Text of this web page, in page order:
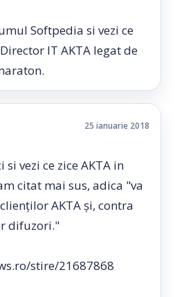
Softpedia si vezi ce
IT AKTA legat de
25 ianuarie 2018
vezi ce zice AKTA in
citat mai sus, adica "va
AKTA și, contra
difuzori."
stire/21687868